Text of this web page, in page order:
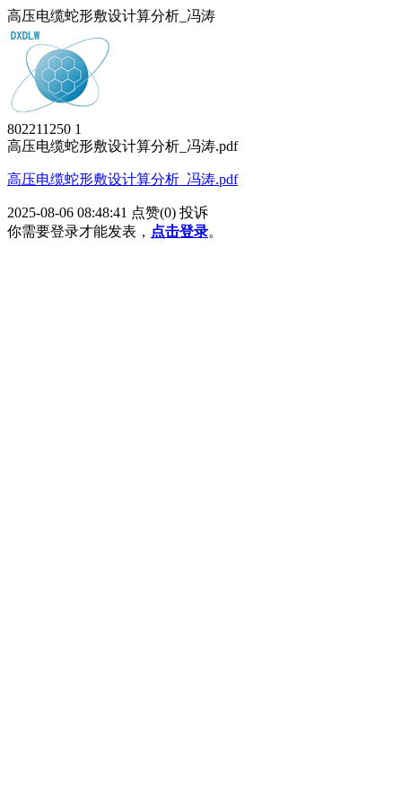
高压电缆蛇形敷设计算分析_冯涛
802211250 1
高压电缆蛇形敷设计算分析_冯涛.pdf
高压电缆蛇形敷设计算分析_冯涛.pdf
2025-08-06 08:48:41 点赞(0) 投诉
你需要登录才能发表， 点击登录。